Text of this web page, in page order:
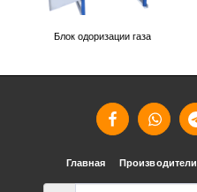
Блок одоризации газа
Главная Производители